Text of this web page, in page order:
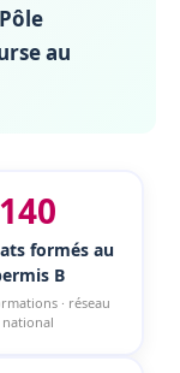
au
140
formés au
B
· réseau
national